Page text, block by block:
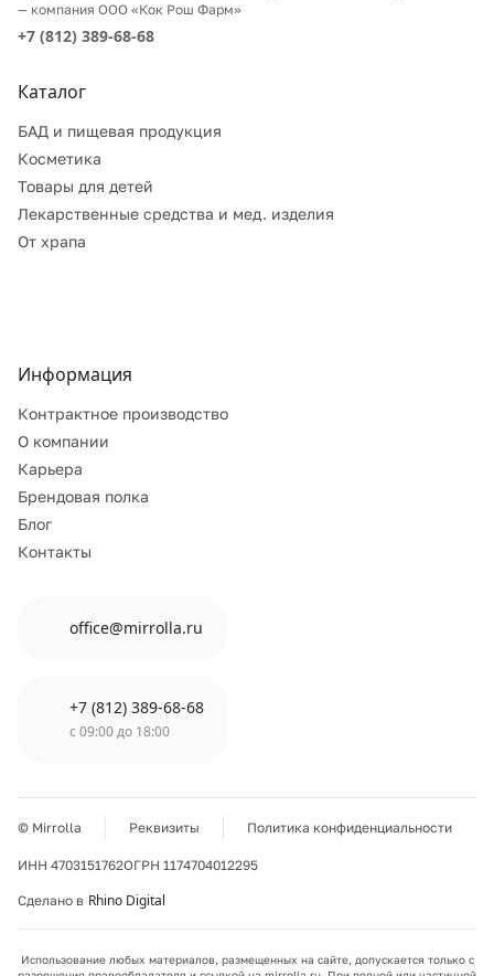
— компания ООО «Кок Рош Фарм»
+7 (812) 389-68-68
Каталог
БАД и пищевая продукция
Косметика
Товары для детей
Лекарственные средства и мед. изделия
От храпа
Информация
Контрактное производство
О компании
Карьера
Брендовая полка
Блог
Контакты
office@mirrolla.ru
+7 (812) 389-68-68
с 09:00 до 18:00
© Mirrolla Реквизиты Политика конфиденциальности
ИНН 4703151762ОГРН 1174704012295
Сделано в Rhino Digital
Использование любых материалов, размещенных на сайте, допускается только с